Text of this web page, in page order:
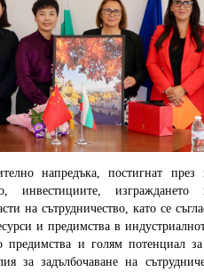
напредъка, постигнат през
инвестициите,
на сътрудничество, като се
и предимства в
и голям потенциал
за задълбочаване на